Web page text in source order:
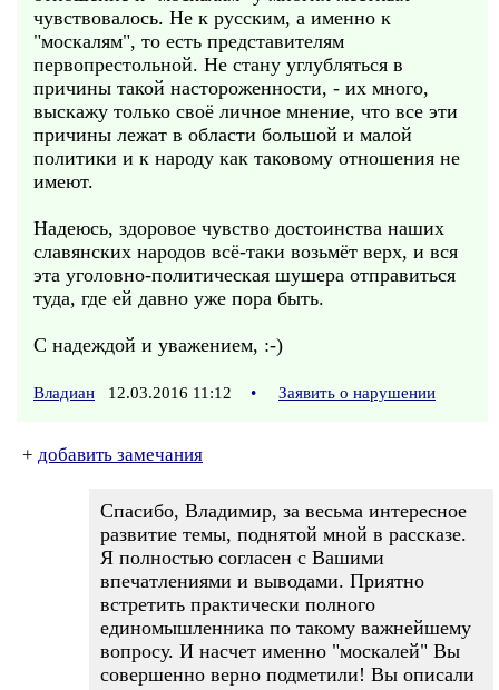
чувствовалось. Не к русским, а именно к
"москалям", то есть представителям
первопрестольной. Не стану углубляться в
причины такой настороженности, - их много,
выскажу только своё личное мнение, что все эти
причины лежат в области большой и малой
политики и к народу как таковому отношения не
имеют.
Надеюсь, здоровое чувство достоинства наших
славянских народов всё-таки возьмёт верх, и вся
эта уголовно-политическая шушера отправиться
туда, где ей давно уже пора быть.
С надеждой и уважением, :-)
Владиан 12.03.2016 11:12 • Заявить о нарушении
+ добавить замечания
Спасибо, Владимир, за весьма интересное
развитие темы, поднятой мной в рассказе.
Я полностью согласен с Вашими
впечатлениями и выводами. Приятно
встретить практически полного
единомышленника по такому важнейшему
вопросу. И насчет именно "москалей" Вы
совершенно верно подметили! Вы описали